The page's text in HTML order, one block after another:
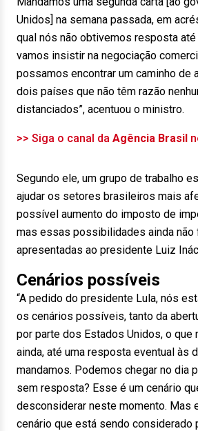
Unidos] na semana passada, em
qual nós não obtivemos resposta até
vamos insistir na negociação
possamos encontrar um caminho de
dois países que não têm razão
distanciados”, acentuou o ministro.
>> Siga o canal da Agência Brasil
Segundo ele, um grupo de trabalho
ajudar os setores brasileiros mais
possível aumento do imposto de
mas essas possibilidades ainda não
apresentadas ao presidente Luiz
Cenários possíveis
“A pedido do presidente Lula, nós
os cenários possíveis, tanto da
por parte dos Estados Unidos, o que
ainda, até uma resposta eventual às
mandamos. Podemos chegar no dia
sem resposta? Esse é um cenário
desconsiderar neste momento. Mas
cenário que está sendo considerado